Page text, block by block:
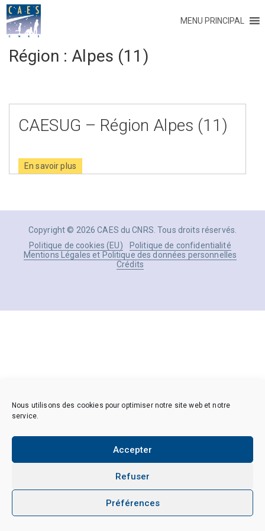
Nous utilisons des cookies pour optimiser notre site web et notre
service.
Accepter
Refuser
Préférences
MENU PRINCIPAL
Région : Alpes (11)
CAESUG – Région Alpes (11)
En savoir plus
Copyright © 2026 CAES du CNRS. Tous droits réservés.
Politique de cookies (EU)
Politique de confidentialité
Mentions Légales et Politique des données personnelles
Crédits